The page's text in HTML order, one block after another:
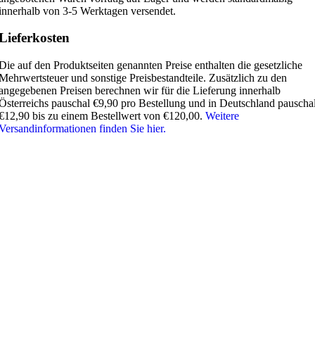
von 3-5 Werktagen versendet.
auf den Produktseiten genannten Preise enthalten die gesetzliche
und sonstige Preisbestandteile. Zusätzlich zu den
Preisen berechnen wir für die Lieferung innerhalb
pauschal €9,90 pro Bestellung und in Deutschland
bis zu einem Bestellwert von €120,00. Weitere
finden Sie hier.